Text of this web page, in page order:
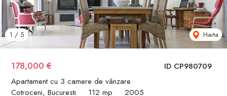
ID CP980709
178,000 €
Apartament cu 3 camere de vânzare
Cotroceni, Bucuresti
112 mp 2005
1 / 5 Harta